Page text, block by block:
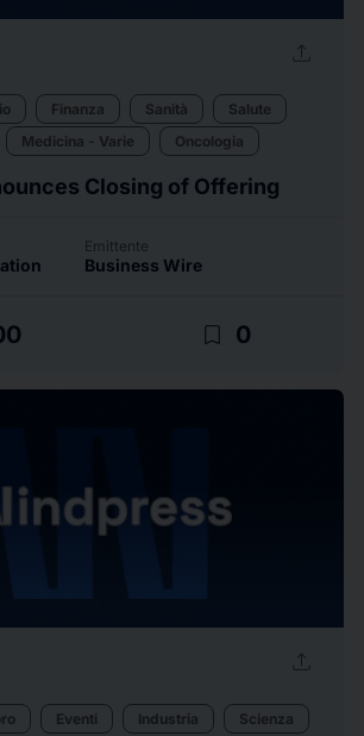
upload
Finanza Sanità
Salute
Medicina - Varie Oncologia
Closing of Offering
Emittente
Business Wire
bookmark_border 0
upload
Eventi Industria
Scienza